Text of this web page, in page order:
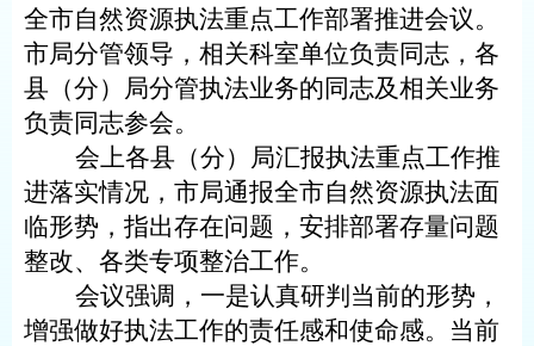
全市自然资源执法重点工作部署推进会议。
市局分管领导，相关科室单位负责同志 ， 各
县（分）局分管执法业务的同志及相关业务
负责同志参会。
会上各县（分）局汇报执法重点工作推
进落实情况， 市局通报全市自然资源执法面
临形势 ，指出存在问题， 安排部署存量问题
整改、各类专项整治工作。
会议强调 ， 一是认真研判当前的形势，
增强做好执法工作的责任感和使命感。当前